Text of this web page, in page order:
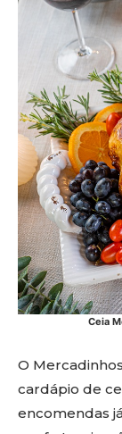
Ceia
O
cardápio de
encomendas